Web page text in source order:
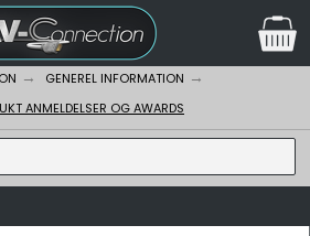
GENEREL INFORMATION
ANMELDELSER OG AWARDS